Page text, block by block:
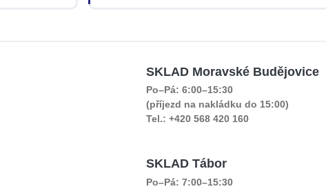
SKLAD Moravské Budějovice
Po–Pá: 6:00–15:30
(příjezd na nakládku do 15:00)
Tel.: +420 568 420 160
SKLAD Tábor
Po–Pá: 7:00–15:30